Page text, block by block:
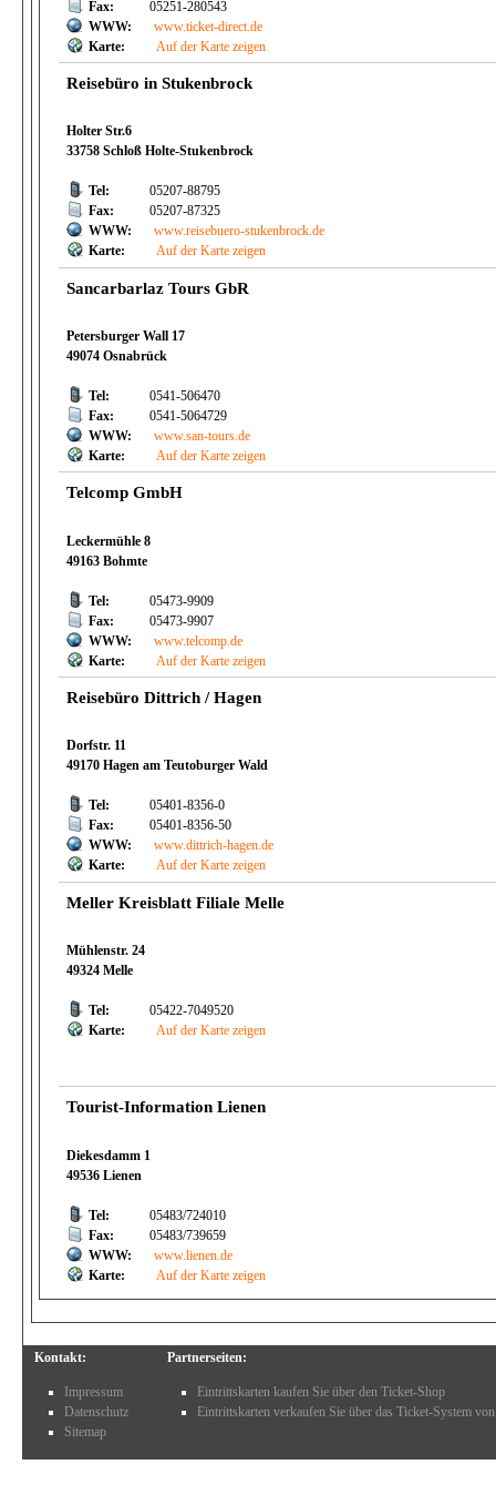
Fax:
05251-280543
WWW:
www.ticket-direct.de
Karte:
Auf der Karte zeigen
Reisebüro in Stukenbrock
Holter Str.6
33758 Schloß Holte-Stukenbrock
Tel:
05207-88795
Fax:
05207-87325
WWW:
www.reisebuero-stukenbrock.de
Karte:
Auf der Karte zeigen
Sancarbarlaz Tours GbR
Petersburger Wall 17
49074 Osnabrück
Tel:
0541-506470
Fax:
0541-5064729
WWW:
www.san-tours.de
Karte:
Auf der Karte zeigen
Telcomp GmbH
Leckermühle 8
49163 Bohmte
Tel:
05473-9909
Fax:
05473-9907
WWW:
www.telcomp.de
Karte:
Auf der Karte zeigen
Reisebüro Dittrich / Hagen
Dorfstr. 11
49170 Hagen am Teutoburger Wald
Tel:
05401-8356-0
Fax:
05401-8356-50
WWW:
www.dittrich-hagen.de
Karte:
Auf der Karte zeigen
Meller Kreisblatt Filiale Melle
Mühlenstr. 24
49324 Melle
Tel:
05422-7049520
Karte:
Auf der Karte zeigen
Tourist-Information Lienen
Diekesdamm 1
49536 Lienen
Tel:
05483/724010
Fax:
05483/739659
WWW:
www.lienen.de
Karte:
Auf der Karte zeigen
Kontakt:
Impressum
Datenschutz
Sitemap
Partnerseiten:
Eintrittskarten kaufen Sie über den Ticket-Shop
Eintrittskarten verkaufen Sie über das Ticket-System